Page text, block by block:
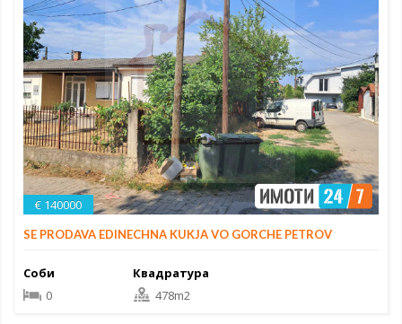
€ 140000
SE PRODAVA EDINECHNA KUKJA VO GORCHE PETROV
Соби
0
Квадратура
478m2